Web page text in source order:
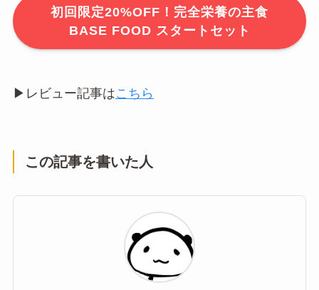
初回限定20%OFF！完全栄養の主食
BASE FOOD スタートセット
▶︎レビュー記事はこちら
この記事を書いた人